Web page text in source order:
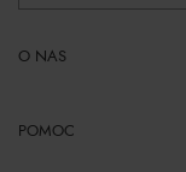
O NAS
POMOC